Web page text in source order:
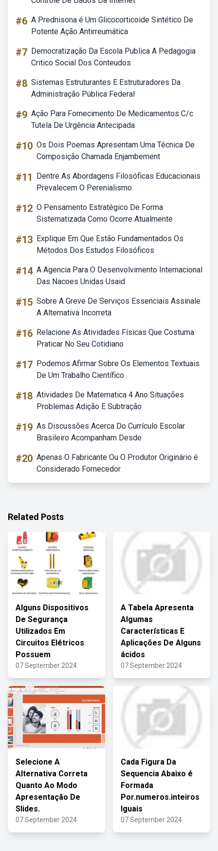
#6 A Prednisona é Um Glicocorticoide Sintético De
Potente Ação Antirreumática
#7 Democratização Da Escola Publica A Pedagogia
Critico Social Dos Conteudos
#8 Sistemas Estruturantes E Estruturadores Da
Administração Pública Federal
#9 Ação Para Fornecimento De Medicamentos C/c
Tutela De Urgência Antecipada
#10 Os Dois Poemas Apresentam Uma Técnica De
Composição Chamada Enjambement
#11
Dentre As Abordagens Filosóficas Educacionais
Prevalecem O Perenialismo
#12 O Pensamento Estratégico De Forma
Sistematizada Como Ocorre Atualmente
#13 Explique Em Que Estão Fundamentados Os
Métodos Dos Estudos Filosóficos
#14 A Agencia Para O Desenvolvimento Internacional
Das Nacoes Unidas Usaid
#15 Sobre A Greve De Serviços Essenciais Assinale
A Alternativa Incorreta
#16 Relacione As Atividades Físicas Que Costuma
Praticar No Seu Cotidiano
#17 Podemos Afirmar Sobre Os Elementos Textuais
De Um Trabalho Científico
#18 Atividades De Matematica 4 Ano Situações
Problemas Adição E Subtração
#19 As Discussões Acerca Do Currículo Escolar
Brasileiro Acompanham Desde
#20 Apenas O Fabricante Ou O Produtor Originário é
Considerado Fornecedor
Related Posts
Alguns Dispositivos
De Segurança
Utilizados Em
Circuitos Elétricos
Possuem
07 September 2024
A Tabela Apresenta
Algumas
Características E
Aplicações De Alguns
ácidos
07 September 2024
Selecione A
Alternativa Correta
Quanto Ao Modo
Apresentação De
Slides.
07 September 2024
Cada Figura Da
Sequencia Abaixo é
Formada
Por.numeros.inteiros
Iguais
07 September 2024